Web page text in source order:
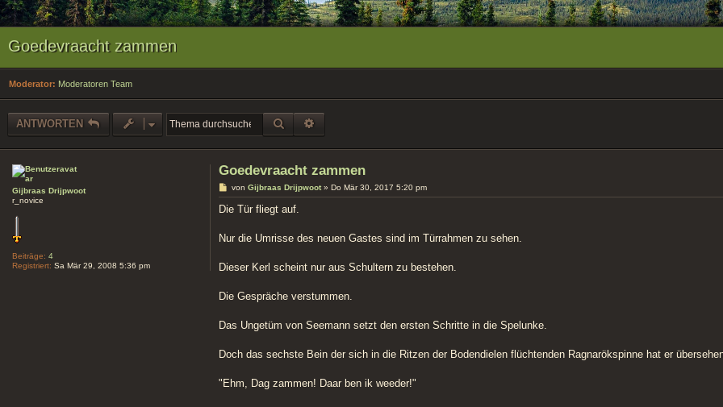
Goedevraacht zammen
Moderator: Moderatoren Team
ANTWORTEN SUCHE
Gijbraas Drijpwoot
r_novice
Beiträge: 4
Registriert: Sa Mär 29, 2008 5:36 pm
Goedevraacht zammen
B
e
i
t
a
g
von Gijbraas Drijpwoot» Do Mär 30, 2017 5:20 pm
Die Tür fliegt auf.
Nur die Umrisse des neuen Gastes sind im Türrahmen zu sehen.
Dieser Kerl scheint nur aus Schultern zu bestehen.
Die Gespräche verstummen.
Das Ungetüm von Seemann setzt den ersten Schritte in die Spelunke.
Doch das sechste Bein der sich in die Ritzen der Bodendielen flüchtenden Ragnarökspinne hat er
"Ehm, Dag zammen! Daar ben ik weeder!"